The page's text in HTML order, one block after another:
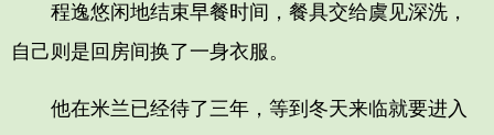
程逸悠闲地结束早餐时间，餐具交给虞见深洗，
自己则是回房间换了一身衣服。
他在米兰已经待了三年，等到冬天来临就要进入